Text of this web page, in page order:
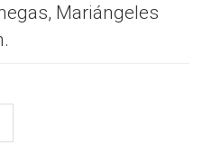
Mariángeles